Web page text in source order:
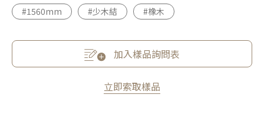
#1560mm #少木結 #橡木
加入樣品詢問表
立即索取樣品